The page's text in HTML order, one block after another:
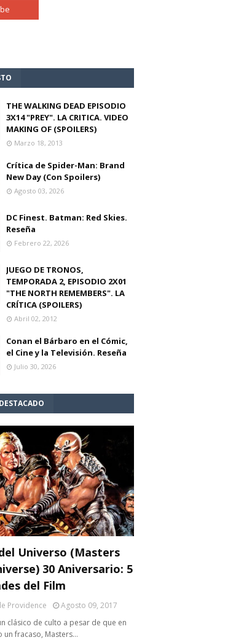
THE WALKING DEAD EPISODIO
3X14 "PREY". LA CRITICA. VIDEO
MAKING OF (SPOILERS)
Marzo 18, 2013
Crítica de Spider-Man: Brand
New Day (Con Spoilers)
Agosto 03, 2026
DC Finest. Batman: Red Skies.
Reseña
Febrero 22, 2026
JUEGO DE TRONOS,
TEMPORADA 2, EPISODIO 2X01
"THE NORTH REMEMBERS". LA
CRÍTICA (SPOILERS)
Abril 02, 2012
Conan el Bárbaro en el Cómic,
el Cine y la Televisión. Reseña
Julio 30, 2026
Universo (Masters
30 Aniversario: 5
del Film
Providence
Agosto 09, 2017
clásico de culto a pesar de que en
un fracaso, Masters…